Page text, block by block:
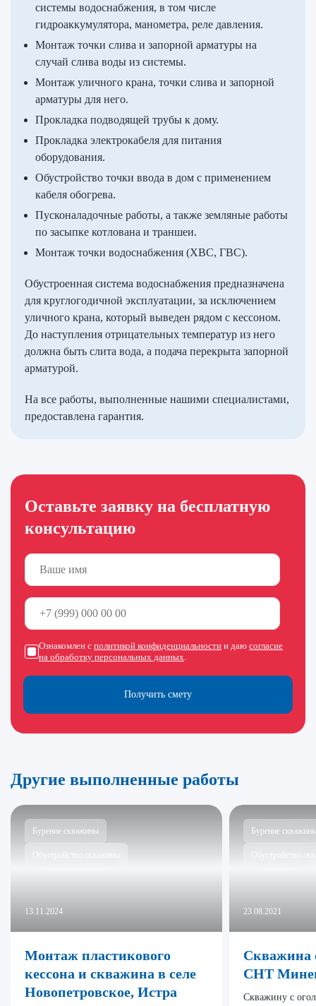
системы водоснабжения, в том числе
гидроаккумулятора, манометра, реле давления.
Монтаж точки слива и запорной арматуры на
случай слива воды из системы.
Монтаж уличного крана, точки слива и запорной
арматуры для него.
Прокладка подводящей трубы к дому.
Прокладка электрокабеля для питания
оборудования.
Обустройство точки ввода в дом с применением
кабеля обогрева.
Пусконаладочные работы, а также земляные работы
по засыпке котлована и траншеи.
Монтаж точки водоснабжения (ХВС, ГВС).
Обустроенная система водоснабжения предназначена
для круглогодичной эксплуатации, за исключением
уличного крана, который выведен рядом с кессоном.
До наступления отрицательных температур из него
должна быть слита вода, а подача перекрыта запорной
арматурой.
На все работы, выполненные нашими специалистами,
предоставлена гарантия.
Оставьте заявку на бесплатную
консультацию
Получить смету
Ознакомлен с политикой конфиденциальности и даю согласие
на обработку персональных данных.
Другие выполненные работы
Бурение скважины
Обустройство скважины
13.11.2024
Монтаж пластикового
кессона и скважина в селе
Новопетровское, Истра
Бурение
Обустройство
23.08.2021
Скважина
СНТ
Скважину с